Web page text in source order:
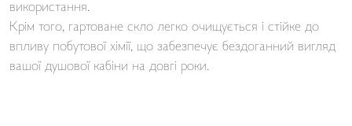
використання.
Крім того, гартоване скло легко очищується і стійке до
впливу побутової хімії, що забезпечує бездоганний вигляд
вашої душової кабіни на довгі роки.